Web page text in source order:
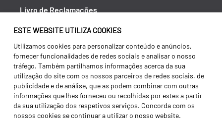
ESTE WEBSITE UTILIZA COOKIES
Utilizamos cookies para personalizar conteúdo e anúncios,
fornecer funcionalidades de redes sociais e analisar o nosso
tráfego. Também partilhamos informações acerca da sua
utilização do site com os nossos parceiros de redes sociais, de
publicidade e de análise, que as podem combinar com outras
informações que lhes forneceu ou recolhidas por estes a partir
da sua utilização dos respetivos serviços. Concorda com os
nossos cookies se continuar a utilizar o nosso website.
Livro de Reclamações
Política de Privacidade
Canal de Denúncias (RGPC)
Termos e condições